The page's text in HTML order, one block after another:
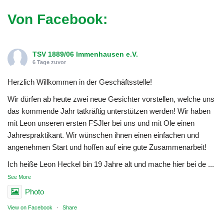
Von Facebook:
TSV 1889/06 Immenhausen e.V.
6 Tage zuvor
Herzlich Willkommen in der Geschäftsstelle!
Wir dürfen ab heute zwei neue Gesichter vorstellen, welche uns
das kommende Jahr tatkräftig unterstützen werden! Wir haben
mit Leon unseren ersten FSJler bei uns und mit Ole einen
Jahrespraktikant. Wir wünschen ihnen einen einfachen und
angenehmen Start und hoffen auf eine gute Zusammenarbeit!
Ich heiße Leon Heckel bin 19 Jahre alt und mache hier bei de ...
See More
Photo
View on Facebook · Share